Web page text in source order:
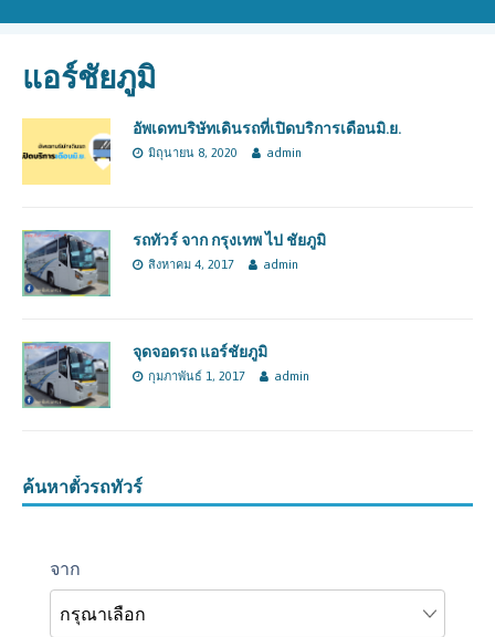
แอร์ชัยภูมิ
อัพเดทบริษัทเดินรถที่เปิดบริการเดือนมิ.ย.
มิถุนายน 8, 2020 admin
รถทัวร์ จาก กรุงเทพ ไป ชัยภูมิ
สิงหาคม 4, 2017 admin
จุดจอดรถ แอร์ชัยภูมิ
กุมภาพันธ์ 1, 2017 admin
ค้นหาตั๋วรถทัวร์